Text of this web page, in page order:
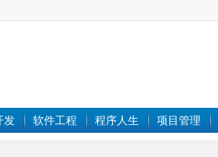
发 软件工程 程序人生 项目管理